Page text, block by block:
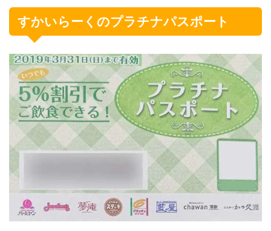
すかいらーくのプラチナパスポート